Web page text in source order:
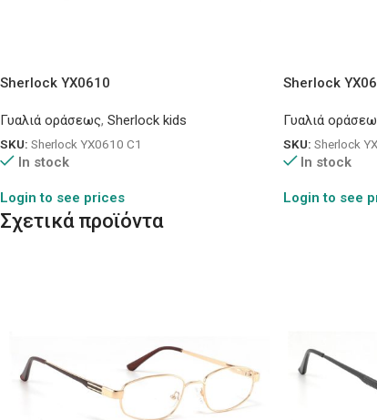
Sherlock YX0610
Γυαλιά οράσεως, Sherlock kids
SKU: Sherlock YX0610 C1
In stock
Login to see prices
Sherlock
Γυαλιά
SKU: Sherlock
In stock
Login to see
Σχετικά προϊόντα